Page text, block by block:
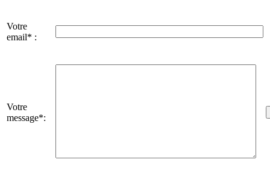
Votre
email* :
Votre
message*: